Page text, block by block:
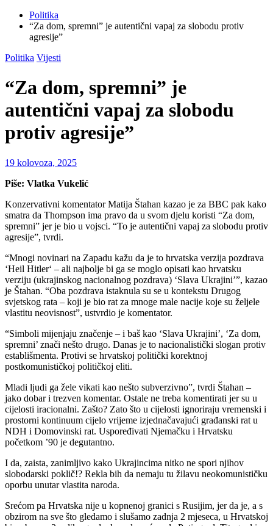
Politika
“Za dom, spremni” je autentični vapaj za slobodu protiv
agresije”
Politika Vijesti
“Za dom, spremni” je
autentični vapaj za slobodu
protiv agresije”
19 kolovoza, 2025
Piše: Vlatka Vukelić
Konzervativni komentator Matija Štahan kazao je za BBC pak kako
smatra da Thompson ima pravo da u svom djelu koristi “Za dom,
spremni” jer je bio u vojsci. “To je autentični vapaj za slobodu protiv
agresije”, tvrdi.
“Mnogi novinari na Zapadu kažu da je to hrvatska verzija pozdrava
‘Heil Hitler‘ – ali najbolje bi ga se moglo opisati kao hrvatsku
verziju (ukrajinskog nacionalnog pozdrava) ‘Slava Ukrajini’”, kazao
je Štahan. “Oba pozdrava istaknula su se u kontekstu Drugog
svjetskog rata – koji je bio rat za mnoge male nacije koje su željele
vlastitu neovisnost”, ustvrdio je komentator.
“Simboli mijenjaju značenje – i baš kao ‘Slava Ukrajini’, ‘Za dom,
spremni’ znači nešto drugo. Danas je to nacionalistički slogan protiv
establišmenta. Protivi se hrvatskoj politički korektnoj
postkomunističkoj političkoj eliti.
Mladi ljudi ga žele vikati kao nešto subverzivno”, tvrdi Štahan –
jako dobar i trezven komentar. Ostale ne treba komentirati jer su u
cijelosti iracionalni. Zašto? Zato što u cijelosti ignoriraju vremenski i
prostorni kontinuum cijelo vrijeme izjednačavajući građanski rat u
NDH i Domovinski rat. Uspoređivati Njemačku i Hrvatsku
početkom ’90 je degutantno.
I da, zaista, zanimljivo kako Ukrajincima nitko ne spori njihov
slobodarski poklič!? Rekla bih da nemaju tu žilavu neokomunističku
oporbu unutar vlastita naroda.
Srećom pa Hrvatska nije u kopnenoj granici s Rusijim, jer da je, a s
obzirom na sve što gledamo i slušamo zadnja 2 mjeseca, u Hrvatskoj